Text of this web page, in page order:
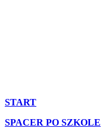
START
SPACER PO SZKOLE